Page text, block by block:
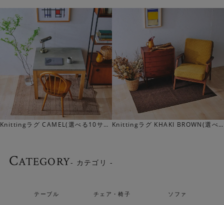
▼GRAYは、使いやすいベーシックカラー。インテリアに落
ち着きを出してくれます。
Knittingラグ CAMEL(選べる10サイ Knittingラグ KHAKI BROWN(選べ
CATEGORY- カテゴリ -
テーブル チェア・椅子 ソファ